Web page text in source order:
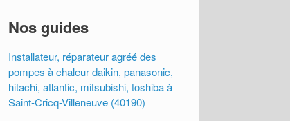
Nos guides
Installateur, réparateur agréé des
pompes à chaleur daikin, panasonic,
hitachi, atlantic, mitsubishi, toshiba à
Saint-Cricq-Villeneuve (40190)